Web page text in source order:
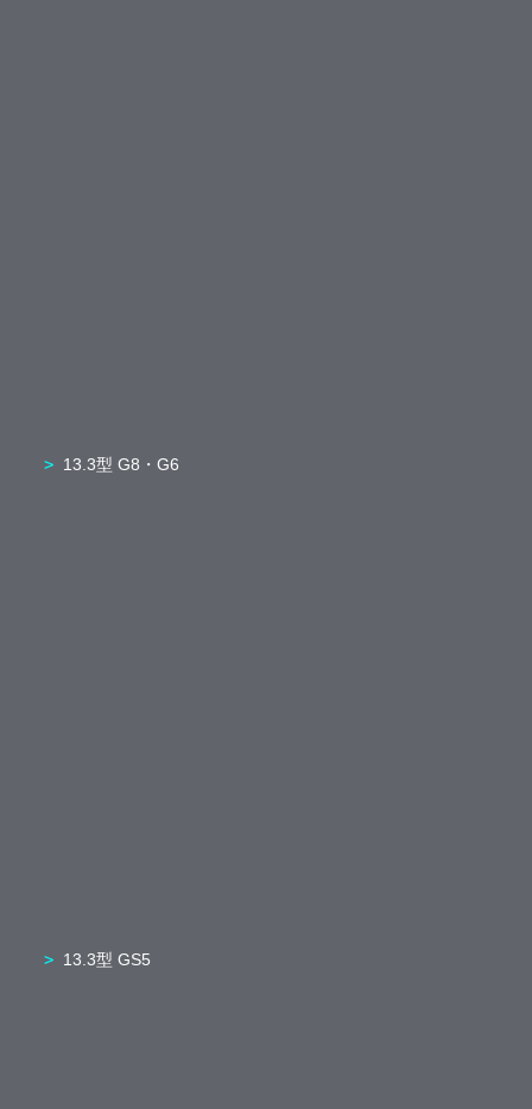
13.3型 G8・G6
13.3型 GS5